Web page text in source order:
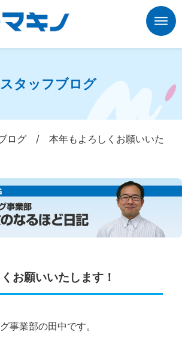
スタッフブログ
ログ /本年もよろしくお願いいた
お願いいたします！
事業部の田中です。